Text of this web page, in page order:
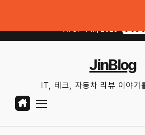
금. 8월 7th, 2026
JinBlog
IT, 테크, 자동차 리뷰 이야기